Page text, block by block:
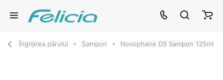
Îngrijirea părului Șampon Novophane DS Sampon 125ml